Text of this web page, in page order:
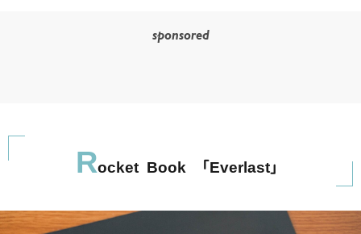
sponsored
Rocket Book 「Everlast」